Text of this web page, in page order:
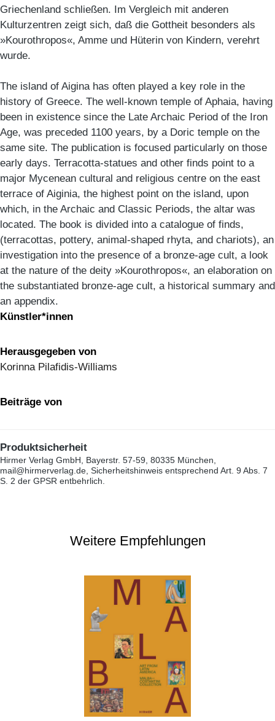
Griechenland schließen. Im Vergleich mit anderen
Kulturzentren zeigt sich, daß die Gottheit besonders als
»Kourothropos«, Amme und Hüterin von Kindern, verehrt
wurde.
The island of Aigina has often played a key role in the
history of Greece. The well-known temple of Aphaia, having
been in existence since the Late Archaic Period of the Iron
Age, was preceded 1100 years, by a Doric temple on the
same site. The publication is focused particularly on those
early days. Terracotta-statues and other finds point to a
major Mycenean cultural and religious centre on the east
terrace of Aiginia, the highest point on the island, upon
which, in the Archaic and Classic Periods, the altar was
located. The book is divided into a catalogue of finds,
(terracottas, pottery, animal-shaped rhyta, and chariots), an
investigation into the presence of a bronze-age cult, a look
at the nature of the deity »Kourothropos«, an elaboration on
the substantiated bronze-age cult, a historical summary and
an appendix.
Künstler*innen
Herausgegeben von
Korinna Pilafidis-Williams
Beiträge von
Produktsicherheit
Hirmer Verlag GmbH, Bayerstr. 57-59, 80335 München,
mail@hirmerverlag.de, Sicherheitshinweis entsprechend Art. 9 Abs. 7
S. 2 der GPSR entbehrlich.
Weitere Empfehlungen